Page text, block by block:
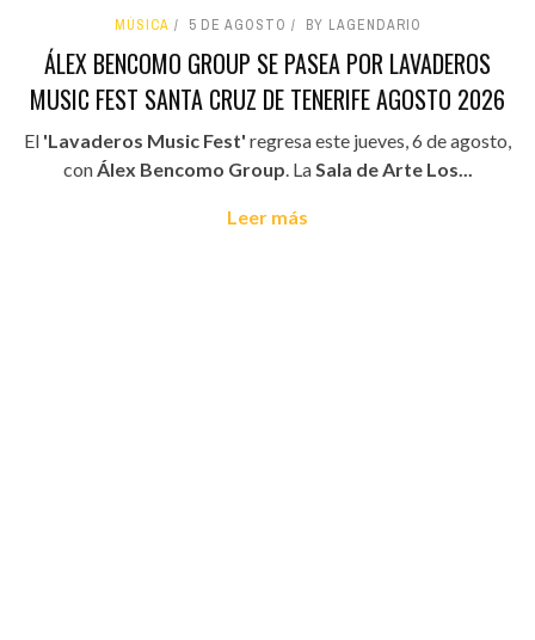
MÚSICA 5 DE AGOSTO BY LAGENDARIO
ÁLEX BENCOMO GROUP SE PASEA POR LAVADEROS
MUSIC FEST SANTA CRUZ DE TENERIFE AGOSTO 2026
El 'Lavaderos Music Fest' regresa este jueves, 6 de agosto,
conÁlex Bencomo Group. LaSala de Arte Los...
Leer más